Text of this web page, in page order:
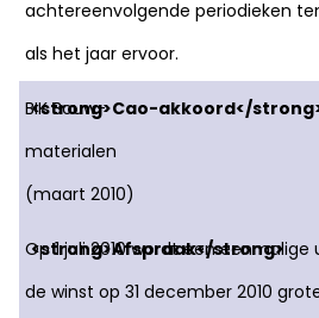
achtereenvolgende periodieken
als het jaar ervoor.
BIK Bouw-
materialen
(maart 2010)
Op 1 juli 2010 wordt een
de winst op 31 december 2010